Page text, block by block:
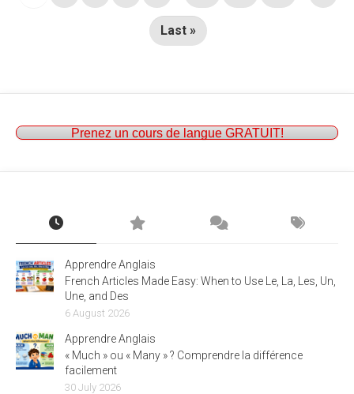
Last »
Prenez un cours de langue GRATUIT!
Apprendre Anglais
French Articles Made Easy: When to Use Le, La, Les, Un,
Une, and Des
6 August 2026
Apprendre Anglais
« Much » ou « Many » ? Comprendre la différence
facilement
30 July 2026